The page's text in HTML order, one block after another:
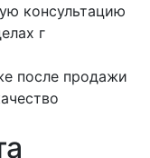
консультацию
г
после продажи